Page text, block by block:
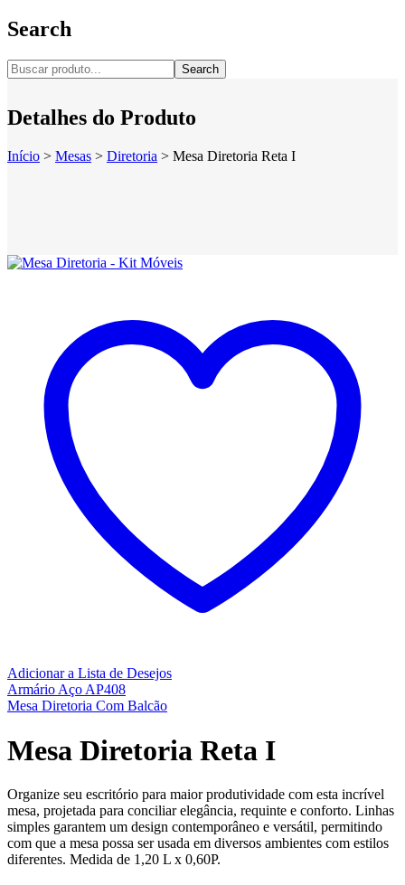
Search
Search
Detalhes do Produto
Início > Mesas > Diretoria > Mesa Diretoria Reta I
Adicionar a Lista de Desejos
Armário Aço AP408
Mesa Diretoria Com Balcão
Mesa Diretoria Reta I
Organize seu escritório para maior produtividade com esta incrível
mesa, projetada para conciliar elegância, requinte e conforto. Linhas
simples garantem um design contemporâneo e versátil, permitindo
com que a mesa possa ser usada em diversos ambientes com estilos
diferentes. Medida de 1,20 L x 0,60P.